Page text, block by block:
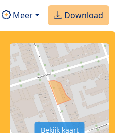
Meer Download
Bekijk kaart